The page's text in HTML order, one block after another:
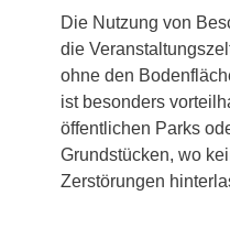
Die Nutzung von
die
ohne den
ist besonders
öffentlichen Parks
Grundstücken, wo
Zerstörungen